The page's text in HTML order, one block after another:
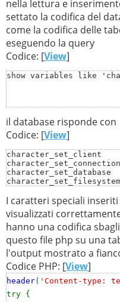
nella lettura e
settato la codifica del
come la codifica delle
eseguendo la query
Codice: [View]
show variables like
il database risponde con
Codice: [View]
character_set_client
character_set_server
character_set_system
character_sets_dir
I caratteri speciali
visualizzati
hanno una codifica
questo file php su una
l'output mostrato a
Codice PHP: [View]
header( 'Content-type:
try {